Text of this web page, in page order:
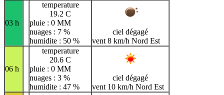
03 h
temperature
19.2 C
pluie : 0 MM
nuages : 7 %
humidite : 50 %
ciel dégagé
vent 8 km/h Nord Est
06 h
temperature
20.6 C
pluie : 0 MM
nuages : 3 %
humidite : 47 %
ciel dégagé
vent 10 km/h Nord Est